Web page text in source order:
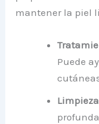
mantener la piel
Puede